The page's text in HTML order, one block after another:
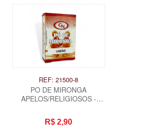
REF: 21500-8
PO DE MIRONGA
APELOS/RELIGIOSOS -
R$ 2,90